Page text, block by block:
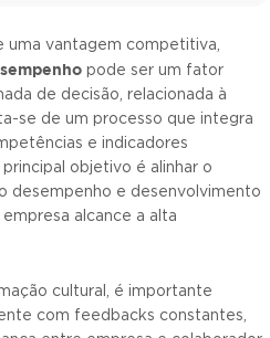
uma vantagem competitiva,
pode ser um fator
de decisão, relacionada à
se de um processo que integra
e indicadores
objetivo é alinhar o
desempenho e desenvolvimento
alcance a alta
cultural, é importante
com feedbacks constantes,